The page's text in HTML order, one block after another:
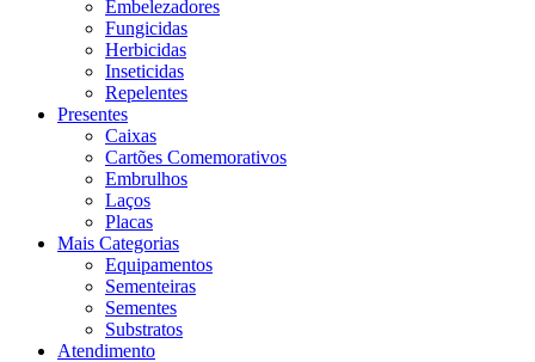
Embelezadores
Fungicidas
Herbicidas
Inseticidas
Repelentes
Presentes
Caixas
Cartões Comemorativos
Embrulhos
Laços
Placas
Mais Categorias
Equipamentos
Sementeiras
Sementes
Substratos
Atendimento